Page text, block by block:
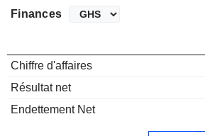
Finances
Chiffre d'affaires
Résultat net
Endettement Net